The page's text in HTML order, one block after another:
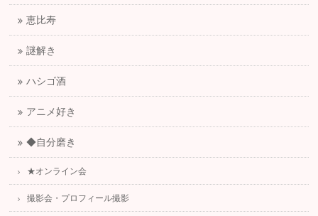
恵比寿
謎解き
ハシゴ酒
アニメ好き
◆自分磨き
★オンライン会
撮影会・プロフィール撮影